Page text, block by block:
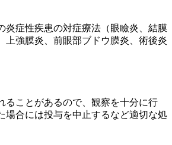
炎症性疾患の対症療法（眼瞼炎、結膜
上強膜炎、前眼部ブドウ膜炎、術後炎
ることがあるので、観察を十分に行
場合には投与を中止するなど適切な処